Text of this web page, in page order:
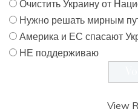
Очистить Украину от
Нужно решать мирным
Америка и ЕС спасают
НЕ поддерживаю
View